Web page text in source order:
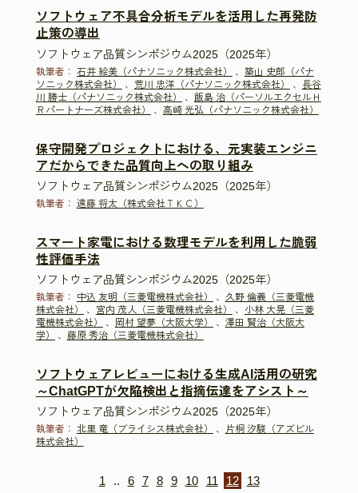
ソフトウェア不具合分析モデルを活用した再発防
止策の導出
ソフトウェア品質シンポジウム2025（2025年）
執筆者： 石井 絵美（パナソニック株式会社） 、 築山 史郎（パナ
ソニック株式会社）
、 荒川 忠洋（パナソニック株式会社） 、 長谷
川 勝士（パナソニック株式会社）
、 飯島 治（パーソルエクセルＨ
Ｒパートナーズ株式会社）
、 高崎 光弘（パナソニック株式会社）
保守開発プロジェクトにおける、元実装エンジニ
アだからできた品質向上への取り組み
ソフトウェア品質シンポジウム2025（2025年）
執筆者： 遠藤 将太（株式会社ＴＫＣ）
スマート家電における数理モデルを利用した脆弱
性評価手法
ソフトウェア品質シンポジウム2025（2025年）
執筆者： 中込 友明（三菱電機株式会社） 、 久野 倫義（三菱電機
株式会社）
、 宮内 茂人（三菱電機株式会社） 、 小林 大晃（三菱
電機株式会社）
、 岡村 望夢（大阪大学） 、 澤田 賢治（大阪大
学）
、 藤原 秀治（三菱電機株式会社）
ソフトウェアレビューにおける生成AI活用の研究
～ChatGPTが欠陥検出と指摘伝達をアシスト～
ソフトウェア品質シンポジウム2025（2025年）
執筆者： 北里 竜（ブライシス株式会社） 、 片桐 汐駿（アズビル
株式会社）
1 .. 6 7 8 9 10 11 12 13